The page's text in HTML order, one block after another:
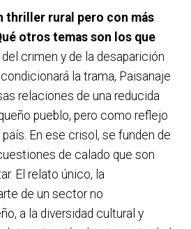
thriller rural pero con más
otros temas son los que
crimen y de la desaparición
la trama, Paisanaje
relaciones de una reducida
pueblo, pero como reflejo
En ese crisol, se funden de
de calado que son
El relato único, la
de un sector no
a la diversidad cultural y